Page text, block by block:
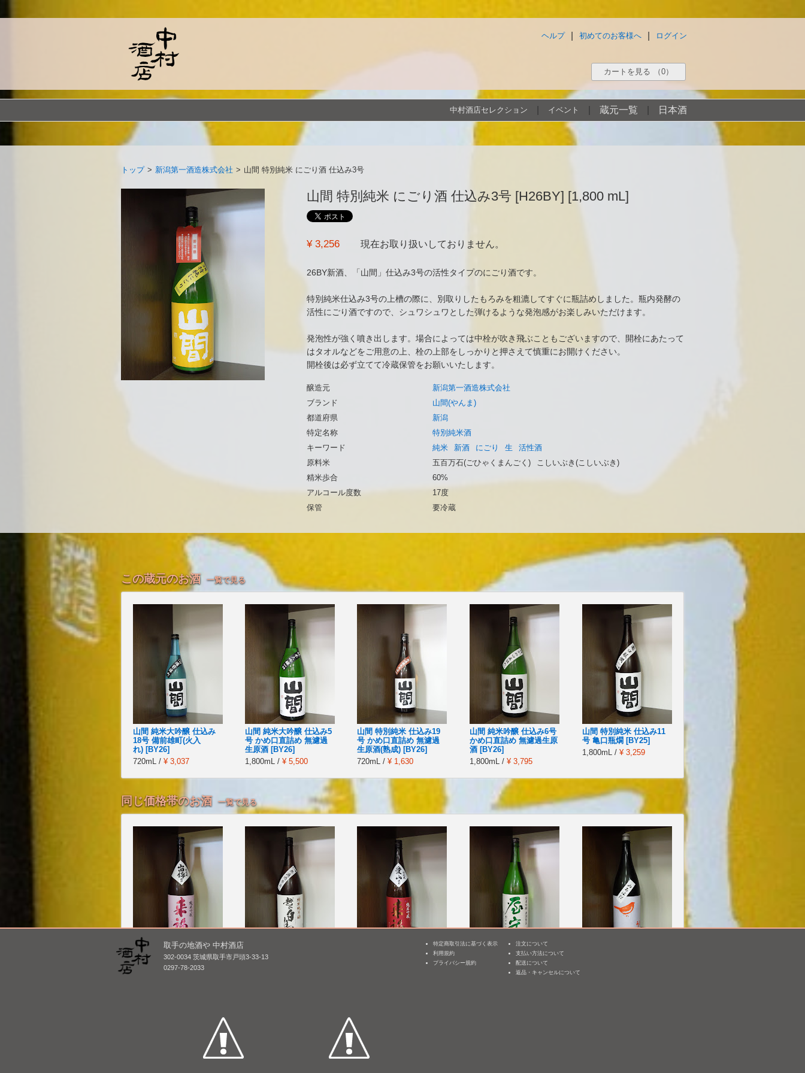
ログイン
初めてのお客様へ
ヘルプ
カートを見る （0）
中村酒店セレクション イベント 蔵元一覧 日本酒
トップ > 新潟第一酒造株式会社 > 山間 特別純米 にごり酒 仕込み3号
山間 特別純米 にごり酒 仕込み3号 [H26BY] [1,800 mL]
¥ 3,256 現在お取り扱いしておりません。
26BY新酒、「山間」仕込み3号の活性タイプのにごり酒です。
特別純米仕込み3号の上槽の際に、別取りしたもろみを粗漉してすぐに瓶詰めしました。瓶内発酵の
活性にごり酒ですので、シュワシュワとした弾けるような発泡感がお楽しみいただけます。
発泡性が強く噴き出します。場合によっては中栓が吹き飛ぶこともございますので、開栓にあたって
はタオルなどをご用意の上、栓の上部をしっかりと押さえて慎重にお開けください。
開栓後は必ず立てて冷蔵保管をお願いいたします。
醸造元
新潟第一酒造株式会社
ブランド
山間(やんま)
都道府県
新潟
特定名称
特別純米酒
キーワード
純米 新酒 にごり 生
活性酒
原料米
五百万石(ごひゃくまんごく)
こしいぶき(こしいぶき)
精米歩合
60%
アルコール度数
17度
保管
要冷蔵
この蔵元のお酒 一覧で見る
山間 純米大吟醸 仕込み
18号 備前雄町(火入
れ) [BY26]
720mL / ¥ 3,037
山間 純米大吟醸 仕込み5
号 かめ口直詰め 無濾過
生原酒 [BY26]
1,800mL / ¥ 5,500
山間 特別純米 仕込み19
号 かめ口直詰め 無濾過
生原酒(熟成) [BY26]
720mL / ¥ 1,630
山間 純米吟醸 仕込み6号
かめ口直詰め 無濾過生原
酒 [BY26]
1,800mL / ¥ 3,795
山間 特別純米 仕込み11
号 亀口瓶燗 [BY25]
1,800mL / ¥ 3,259
同じ価格帯のお酒 一覧で見る
来福 純米吟醸 山田錦
1,800mL /¥ 3,850
越の白鳥 特別純米 仕込
み11号 無濾過原
来福 純米吟醸 愛山 つる
屋守 純米吟醸 無調整 生
1,800mL /
¥ 3,998
取手の地酒や 中村酒店
302-0034 茨城県取手市戸頭3-33-13
0297-78-2033
特定商取引法に基づく表示
利用規約
プライバシー規約
注文について
支払い方法について
配送について
返品・キャンセルについて